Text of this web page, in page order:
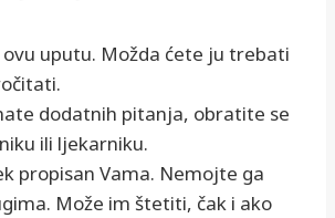
ovu uputu. Možda ćete ju trebati
dodatnih pitanja, obratite se
ili ljekarniku.
propisan Vama. Nemojte ga
Može im štetiti, čak i ako